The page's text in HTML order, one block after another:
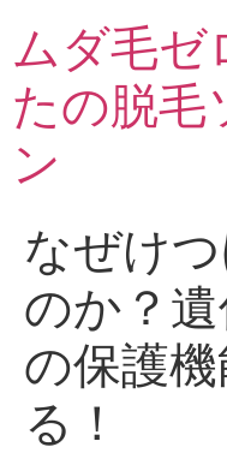
ムダ毛ゼ
たの脱毛
ン
なぜけ
のか？
の保護
る！